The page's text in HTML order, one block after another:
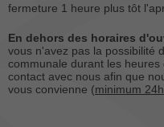
fermeture 1 heure plus tôt
En dehors des horaires
vous n'avez pas la possibilité
communale durant les
contact avec nous afin que
vous convienne (minimum